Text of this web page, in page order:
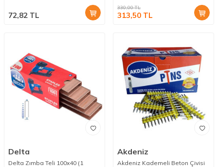
72,82 TL
330,00TL
313,50 TL
Delta
Delta Zımba Teli 100x40 (1
Akdeniz
Akdeniz Kademeli Beton Çivisi